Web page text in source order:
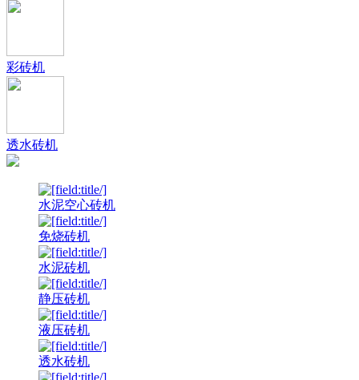
彩砖机
透水砖机
水泥空心砖机
免烧砖机
水泥砖机
静压砖机
液压砖机
透水砖机